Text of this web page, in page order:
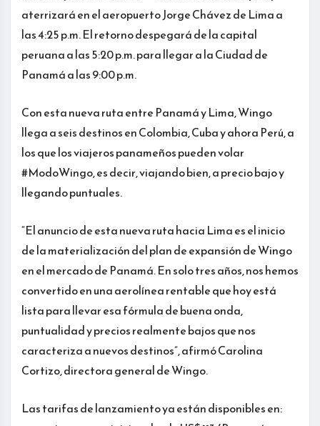
aterrizará en el aeropuerto Jorge Chávez de Lima a
las 4:25 p.m. El retorno despegará de la capital
peruana a las 5:20 p.m. para llegar a la Ciudad de
Panamá a las 9:00 p.m.
Con esta nueva ruta entre Panamá y Lima, Wingo
llega a seis destinos en Colombia, Cuba y ahora Perú, a
los que los viajeros panameños pueden volar
#ModoWingo, es decir, viajando bien, a precio bajo y
llegando puntuales.
“El anuncio de esta nueva ruta hacia Lima es el inicio
de la materialización del plan de expansión de Wingo
en el mercado de Panamá. En solo tres años, nos hemos
convertido en una aerolínea rentable que hoy está
lista para llevar esa fórmula de buena onda,
puntualidad y precios realmente bajos que nos
caracteriza a nuevos destinos”, afirmó Carolina
Cortizo, directora general de Wingo.
Las tarifas de lanzamiento ya están disponibles en: